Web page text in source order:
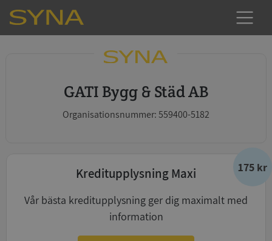
GATI Bygg & Städ AB
Organisationsnummer: 559400-5182
175 kr
Kreditupplysning Maxi
Vår bästa kreditupplysning ger dig maximalt med
information